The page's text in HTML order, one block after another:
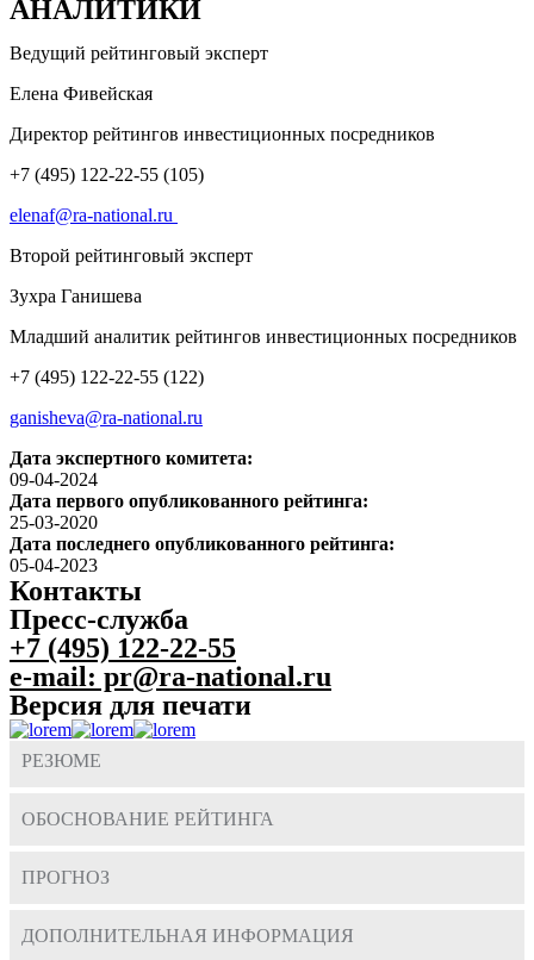
АНАЛИТИКИ
Ведущий рейтинговый эксперт
Елена Фивейская
Директор рейтингов инвестиционных посредников
+7 (495) 122-22-55 (105)
elenaf@ra-national.ru
Второй рейтинговый эксперт
Зухра Ганишева
Младший аналитик рейтингов инвестиционных посредников
+7 (495) 122-22-55 (122)
ganisheva@ra-national.ru
Дата экспертного комитета:
09-04-2024
Дата первого опубликованного рейтинга:
25-03-2020
Дата последнего опубликованного рейтинга:
05-04-2023
Контакты
Пресс-служба
+7 (495) 122-22-55
e-mail: pr@ra-national.ru
Версия для печати
РЕЗЮМЕ
ОБОСНОВАНИЕ РЕЙТИНГА
ПРОГНОЗ
ДОПОЛНИТЕЛЬНАЯ ИНФОРМАЦИЯ